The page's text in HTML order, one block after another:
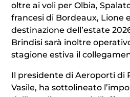
oltre ai voli per Olbia,
francesi di Bordeaux, Lione
destinazione dell’estate
Brindisi sarà inoltre
stagione estiva il
Il presidente di Aeroporti di
Vasile, ha sottolineato